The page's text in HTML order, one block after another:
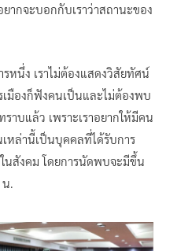
ากจะบอกกับเราว่าสถานะของ
หนึ่ง เราไม่ต้องแสดงวิสัยทัศน์
เมืองก็ฟังคนเป็นและไม่ต้องพบ
าบแล้ว เพราะเราอยากให้มีคน
หล่านี้เป็นบุคคลที่ได้รับการ
นสังคม โดยการนัดพบจะมีขึ้น
น.